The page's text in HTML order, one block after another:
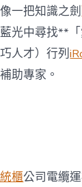
一把知識之劍
光中尋找**
人才）行列
助專家。
櫃公司電纜